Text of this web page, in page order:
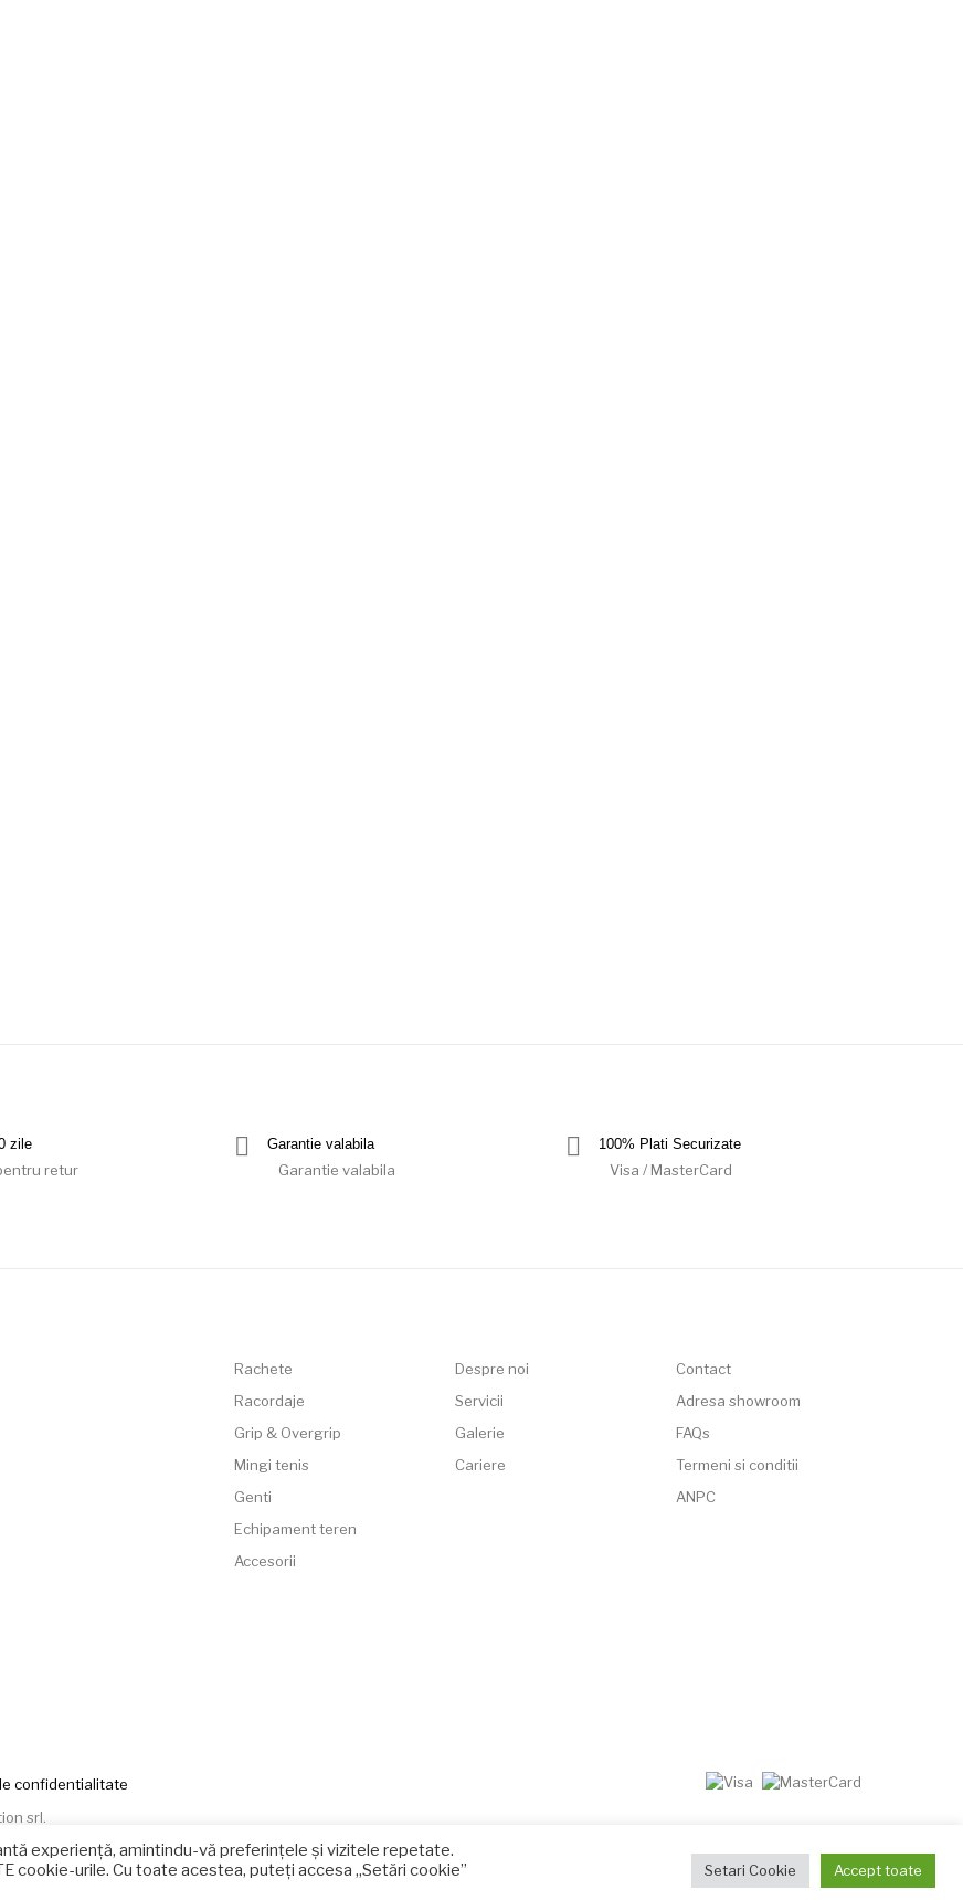
zile
retur
Garantie valabila
Garantie valabila
100% Plati Securizate
Visa / MasterCard
Rachete
Racordaje
Grip & Overgrip
Mingi tenis
Genti
Echipament teren
Accesorii
Despre noi
Servicii
Galerie
Cariere
Contact
Adresa showroom
FAQs
Termeni si conditii
ANPC
confidentialitate
srl.
experiență, amintindu-vă preferințele și vizitele repetate.
cookie-urile. Cu toate acestea, puteți accesa „Setări cookie”
Setari Cookie Accept toate